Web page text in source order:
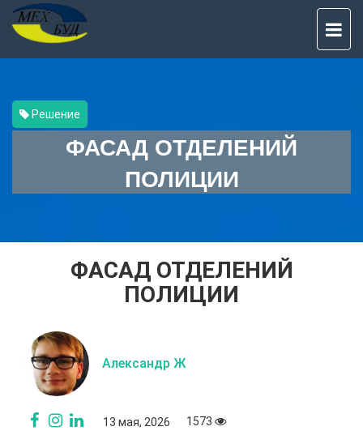
Решение
ФАСАД ОТДЕЛЕНИЙ
ПОЛИЦИИ
ФАСАД ОТДЕЛЕНИЙ
ПОЛИЦИИ
Александр Ж
13 мая, 2026 1573